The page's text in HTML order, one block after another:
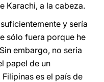
Karachi, a la cabeza.
y sería
sólo fuera porque he
embargo, no seria
papel de un
es el país de